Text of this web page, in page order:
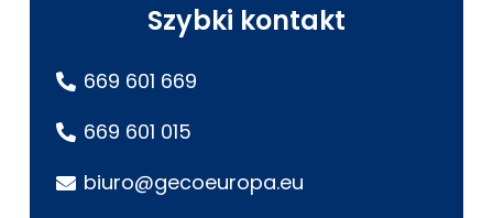
Szybki kontakt
669 601 669
669 601 015
biuro@gecoeuropa.eu